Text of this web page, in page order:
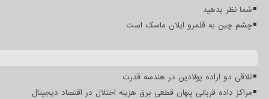
شما نظر بدهید
چشم چین به قلمرو ایلان ماسک است
تلاقی دو اراده پولادین در هندسه قدرت
مراکز داده قربانی پنهان قطعی برق هزینه اختلال در اقتصاد دیجیتال